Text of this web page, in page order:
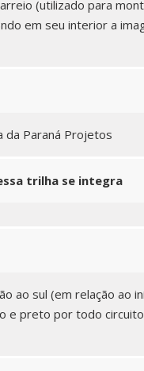
(utilizado para
em seu interior a
da Paraná Projetos
trilha se integra
ao sul (em relação ao
preto por todo